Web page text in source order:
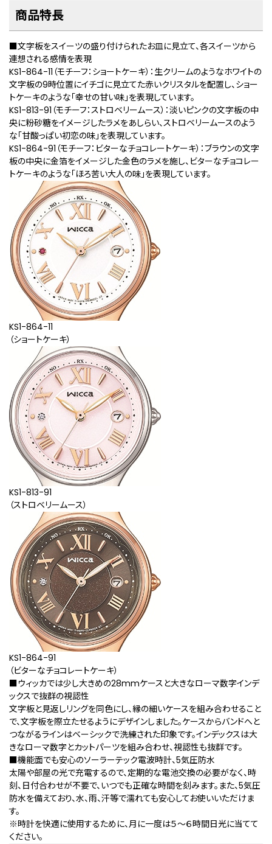
商品特長
■文字板をスイーツの盛り付けられたお皿に見立て、各スイーツから
連想される感情を表現
KS1-864-11（モチーフ：ショートケーキ）：生クリームのようなホワイトの
文字板の9時位置にイチゴに見立てた赤いクリスタルを配置し、ショー
トケーキのような「幸せの甘い味」を表現しています。
KS1-813-91（モチーフ：ストロベリームース）：淡いピンクの文字板の中
央に粉砂糖をイメージしたラメをあしらい、ストロベリームースのよう
な「甘酸っぱい初恋の味」を表現しています。
KS1-864-91（モチーフ：ビターなチョコレートケーキ）：ブラウンの文字
板の中央に金箔をイメージした金色のラメを施し、ビターなチョコレー
トケーキのような「ほろ苦い大人の味」を表現しています。
KS1-864-11
（ショートケーキ）
KS1-813-91
（ストロベリームース）
KS1-864-91
（ビターなチョコレートケーキ）
■ウィッカでは少し大きめの28mmケースと大きなローマ数字インデ
ックスで抜群の視認性
文字板と見返しリングを同色にし、縁の細いケースを組み合わせること
で、文字板を際立たせるようにデザインしました。ケースからバンドへと
つながるラインはベーシックで洗練された印象です。インデックスは大
きなローマ数字とカットパーツを組み合わせ、視認性も抜群です。
■機能面でも安心のソーラーテック電波時計、5気圧防水
太陽や部屋の光で充電するので、定期的な電池交換の必要がなく、時
刻、日付合わせが不要で、いつでも正確な時間を刻みます。また、5気圧
防水を備えており、水、雨、汗等で濡れても安心してお使いいただけま
す。
※時計を快適に使用するために、月に一度は５～６時間日光に当てて
ください。